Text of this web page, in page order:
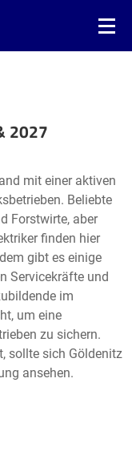
2027
OpenStreetMap2
mit einer aktiven
Beliebte
Forstwirte, aber
finden hier
gibt es einige
Servicekräfte und
im
um eine
zu sichern.
sollte sich Göldenitz
ansehen.